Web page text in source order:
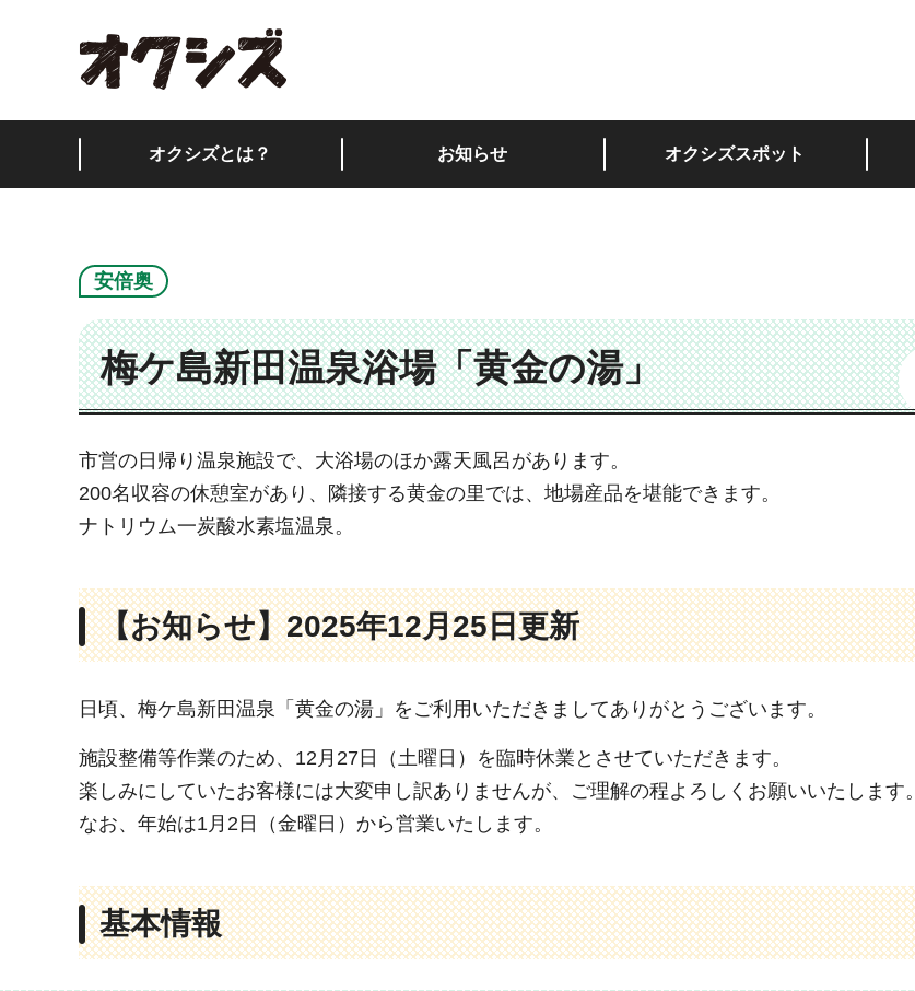
オクシズとは？ お知らせ オクシズスポット
安倍奥
梅ケ島新田温泉浴場「黄金の湯」
市営の日帰り温泉施設で、大浴場のほか露天風呂があります。
200名収容の休憩室があり、隣接する黄金の里では、地場産品を堪能できます。
ナトリウム一炭酸水素塩温泉。
【お知らせ】2025年12月25日更新
日頃、梅ケ島新田温泉「黄金の湯」をご利用いただきましてありがとうございます。
施設整備等作業のため、12月27日（土曜日）を臨時休業とさせていただきます。
楽しみにしていたお客様には大変申し訳ありませんが、ご理解の程よろしくお願いいたします。
なお、年始は1月2日（金曜日）から営業いたします。
基本情報